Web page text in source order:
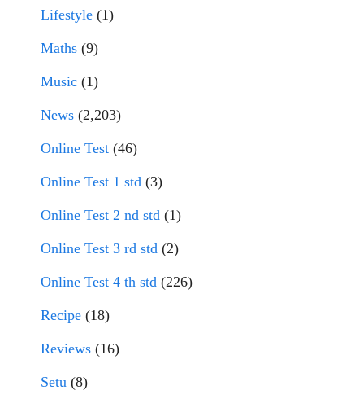
Lifestyle (1)
Maths (9)
Music (1)
News (2,203)
Online Test (46)
Online Test 1 std (3)
Online Test 2 nd std (1)
Online Test 3 rd std (2)
Online Test 4 th std (226)
Recipe (18)
Reviews (16)
Setu (8)